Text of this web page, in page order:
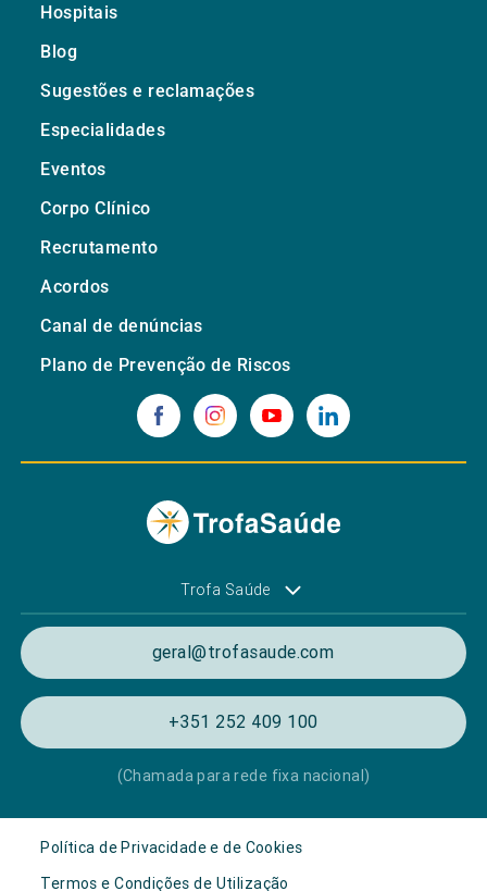
Hospitais
Blog
Sugestões e reclamações
Especialidades
Eventos
Corpo Clínico
Recrutamento
Acordos
Canal de denúncias
Plano de Prevenção de Riscos
Trofa Saúde
geral@trofasaude.com
+351 252 409 100
(Chamada para rede fixa nacional)
Política de Privacidade e de Cookies
Termos e Condições de Utilização